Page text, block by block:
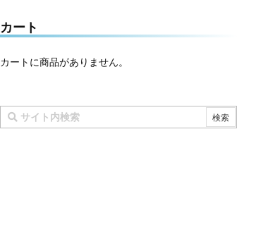
カート
カートに商品がありません。